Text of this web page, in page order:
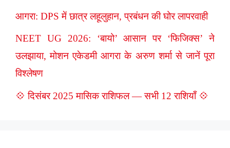
आगरा: DPS में छात्र लहूलुहान, प्रबंधन की घोर लापरवाही
NEET UG 2026: ‘बायो’ आसान पर ‘फिजिक्स’ ने
उलझाया, मोशन एकेडमी आगरा के अरुण शर्मा से जानें पूरा
विश्लेषण
💠 दिसंबर 2025 मासिक राशिफल — सभी 12 राशियाँ 💠